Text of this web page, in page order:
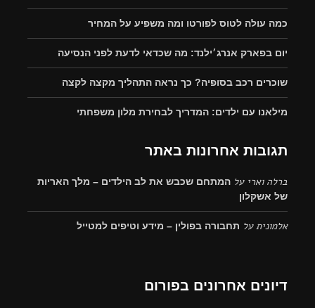
כמה עולה לטוס לפורטו ומה משפיע על המחיר
יום בפארק אנרג׳ילנד: מה שכדאי לדעת לפני הנסיעה
שוכרים רכב בסופיה? כך נראה התהליך מקצה לקצה
מילאנו עם ילדים: המדריך לבחירת מלון משפחתי
תגובות אחרונות באתר
ברלה וארי על המתחם שכבש את לב הילדים – מלך האריות
של אשקלון
אלמוניתעל תחבורה בפולין – מידע וטיפים למטייל
דיונים אחרונים בפורום